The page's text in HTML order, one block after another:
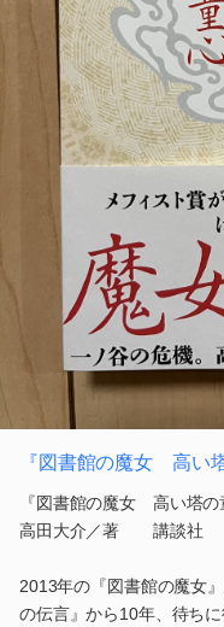
『図書館の魔女 高い
『図書館の魔女 高い塔の
高田大介／著 講談社
2013年の『図書館の魔女
の伝言』から10年、待ち